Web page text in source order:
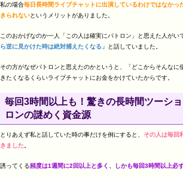
私の場合毎日長時間ライブチャットに出演しているわけではなかっ
きられないというメリットがありました。
このおかげなのか一人「この人は確実にパトロン」と思えた人がい
ら逆に見かけた時は絶対捕えたくなる」
と話していました。
その方がなぜパトロンと思えたのかというと、「どこからそんなに
きたくなるくらいライブチャットにお金をかけていたからです。
毎回3時間以上も！驚きの長時間ツーシ
ロンの謎めく資金源
とりあえず私と話していた時の事だけを例にすると、 その人は毎回
きました
誘ってくる頻度は1週間に2回以上と多く、しかも毎回3時間以上必